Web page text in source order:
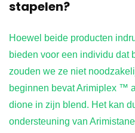
stapelen?
Hoewel beide producten
bieden voor een individu dat
zouden we ze niet
beginnen bevat Arimiplex ™
dione in zijn blend. Het kan
ondersteuning van